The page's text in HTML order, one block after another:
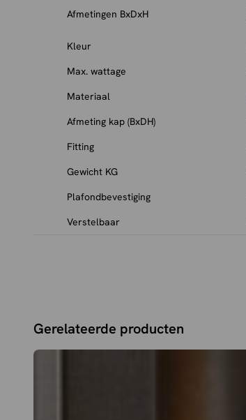
Afmetingen BxDxH
Kleur
Max. wattage
Materiaal
Afmeting kap (BxDH)
Fitting
Gewicht KG
Plafondbevestiging
Verstelbaar
Gerelateerde producten